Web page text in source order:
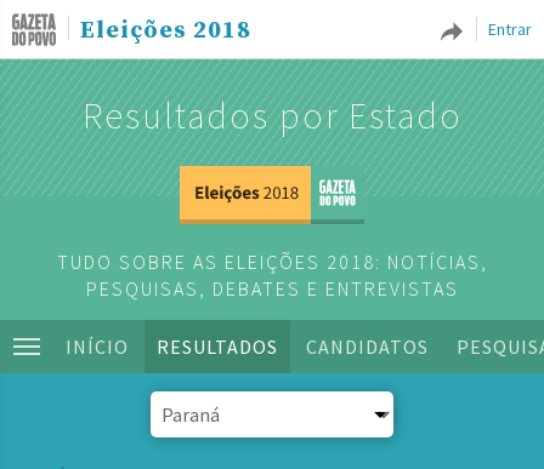
Entrar
Eleições 2018
Resultados por Estado
TUDO SOBRE AS ELEIÇÕES 2018: NOTÍCIAS,
PESQUISAS, DEBATES E ENTREVISTAS
INÍCIO RESULTADOS CANDIDATOS